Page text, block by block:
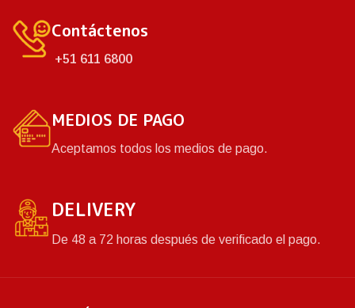
frescos.Contáctenos
+51 611 6800
MEDIOS DE PAGO
Aceptamos todos los medios de pago.
DELIVERY
De 48 a 72 horas después de verificado el pago.